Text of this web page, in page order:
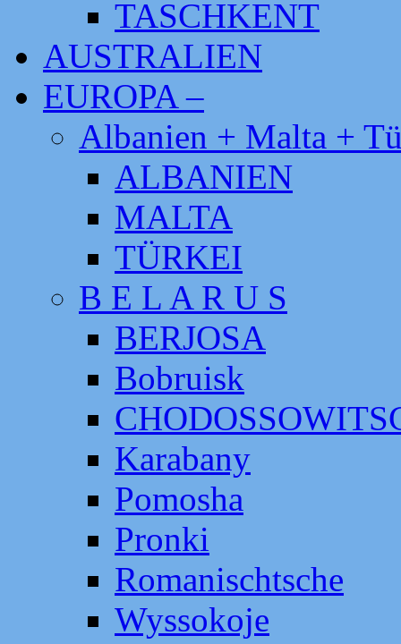
TASCHKENT
AUSTRALIEN
EUROPA –
Albanien + Malta +
ALBANIEN
MALTA
TÜRKEI
B E L A R U S
BERJOSA
Bobruisk
Karabany
Pomosha
Pronki
Romanischtsche
Wyssokoje